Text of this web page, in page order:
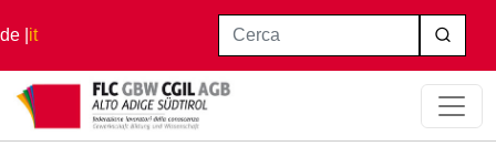
Salta al contenuto principale
de it Cerca
Home Diventare docenti